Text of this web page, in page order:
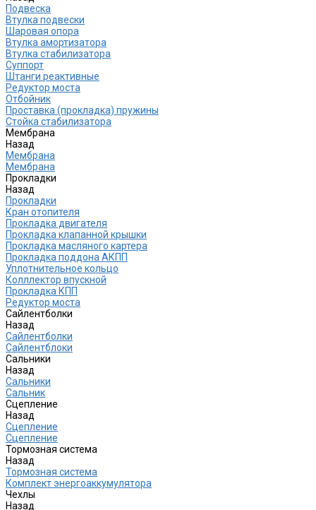
Подвеска
Втулка подвески
Шаровая опора
Втулка амортизатора
Втулка стабилизатора
Cуппорт
Штанги реактивные
Редуктор моста
Отбойник
Проставка (прокладка) пружины
Стойка стабилизатора
Мембрана
Назад
Мембрана
Мембрана
Прокладки
Назад
Прокладки
Кран отопителя
Прокладка двигателя
Прокладка клапанной крышки
Прокладка масляного картера
Прокладка поддона АКПП
Уплотнительное кольцо
Колллектор впускной
Прокладка КПП
Редуктор моста
Сайлентболки
Назад
Сайлентболки
Сайлентблоки
Сальники
Назад
Сальники
Сальник
Сцепление
Назад
Сцепление
Сцепление
Тормозная система
Назад
Тормозная система
Комплект энергоаккумулятора
Чехлы
Назад